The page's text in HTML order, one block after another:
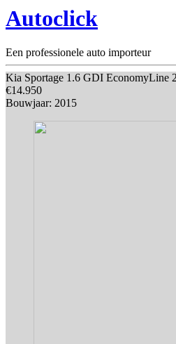
Autoclick
Een professionele auto importeur
Kia Sportage 1.6 GDI EconomyLine
€14.950
Bouwjaar: 2015